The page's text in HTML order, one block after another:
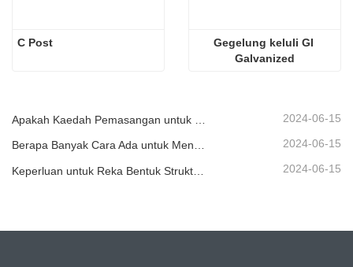
C Post
Gegelung keluli GI
Galvanized
2024-06-15
Berapa Banyak Cara Ada untuk Menyembur Pengawal Beralun? 2024-06-15
2024-06-15